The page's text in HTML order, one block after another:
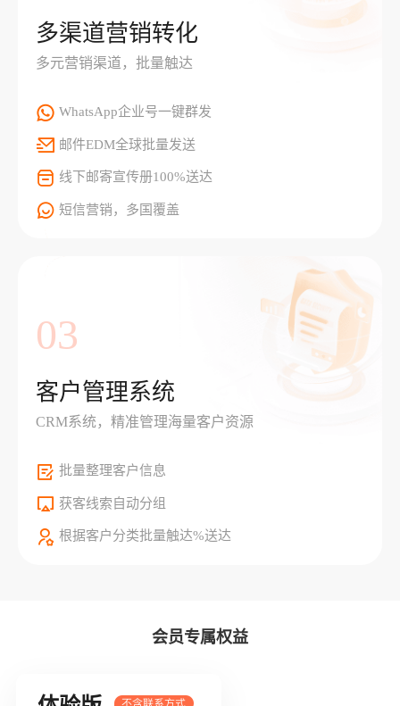
多渠道营销转化
多元营销渠道，批量触达
WhatsApp企业号一键群发
邮件EDM全球批量发送
线下邮寄宣传册100%送达
短信营销，多国覆盖
03
客户管理系统
CRM系统，精准管理海量客户资源
批量整理客户信息
获客线索自动分组
根据客户分类批量触达%送达
会员专属权益